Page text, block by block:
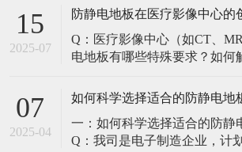
环境并存的特殊场景，需要全
境要求 • 防爆等级：Ex IIB T4
证） • 静电泄放速度：<0.
15
2025-07
Q：医疗影像中心（如CT、
电地板有哪些特殊要求？如何
环境特殊性对防静电地板提出
疗影像环境的特殊需求 电磁兼容性要求 •
MRI室需完全无磁：磁化率
07
2025-04
如何科学选择适合的防静电地
一：如何科学选择适合的防静
Q：我司是电子制造企业，计